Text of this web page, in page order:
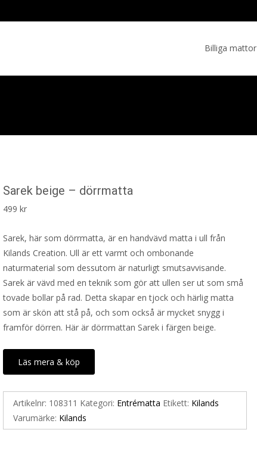
Billiga mattor
Sarek beige – dörrmatta
499kr
Sarek, här som dörrmatta, är en handvävd matta i ull från
Kilands Creation. Ull är ett varmt och ombonande
naturmaterial som dessutom är naturligt smutsavvisande.
Sarek är vävd med en teknik som gör att ullen ser ut som små
tovade bollar på rad. Detta skapar en tjock och härlig matta
som är skön att stå på, och som också är mycket snygg i
framför dörren. Här är dörrmattan Sarek i färgen beige.
Läs mera & köp
Artikelnr: 108311 Kategori: Entrématta Etikett: Kilands
Varumärke: Kilands